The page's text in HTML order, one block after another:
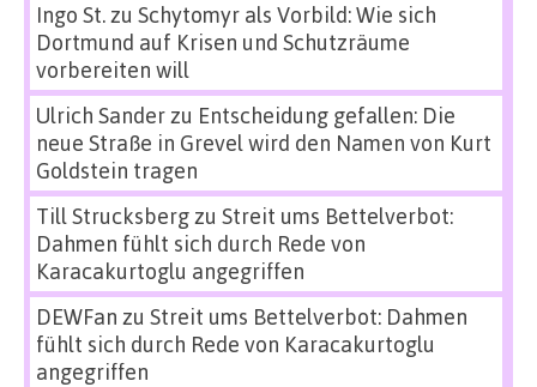
Ingo St.zu Schytomyr als Vorbild: Wie sich
Dortmund auf Krisen und Schutzräume
vorbereiten will
Ulrich Sanderzu Entscheidung gefallen: Die
neue Straße in Grevel wird den Namen von Kurt
Goldstein tragen
Till Strucksbergzu Streit ums Bettelverbot:
Dahmen fühlt sich durch Rede von
Karacakurtoglu angegriffen
DEWFan zu Streit ums Bettelverbot: Dahmen
fühlt sich durch Rede von Karacakurtoglu
angegriffen